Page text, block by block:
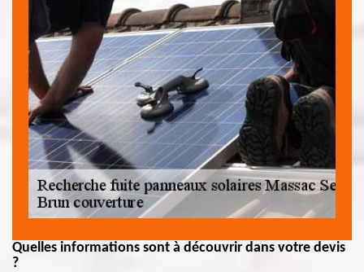
Quelles informations sont à découvrir dans votre devis
?